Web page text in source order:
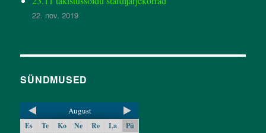
22. nov. 2019
SÜNDMUSED
August
Es Te Ko Ne Re La Pü